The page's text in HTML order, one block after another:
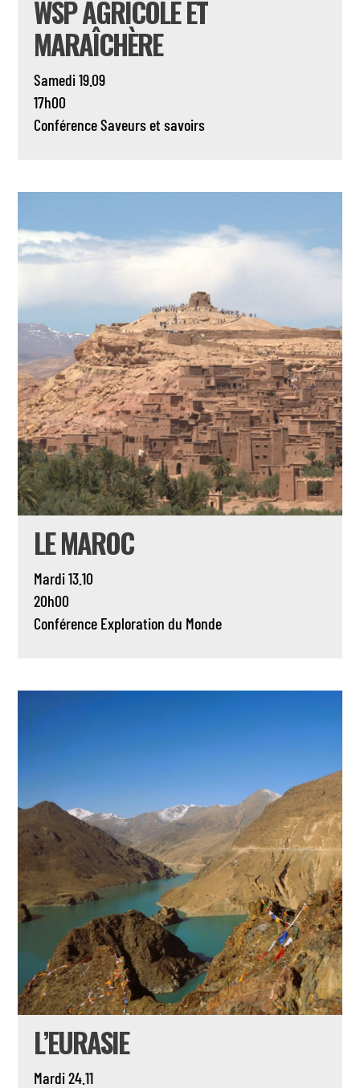
WSP AGRICOLE ET
MARAÎCHÈRE
Samedi 19.09
17h00
ConférenceSaveurs et savoirs
LE MAROC
Mardi 13.10
20h00
Conférence Exploration du Monde
L’EURASIE
Mardi 24.11